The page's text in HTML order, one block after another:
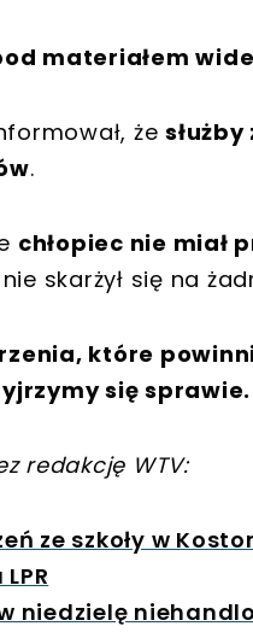
materiałem
że
.
chłopiec nie miał
skarżył się na
które
się sprawie.
redakcję WTV:
ze szkoły w
niedzielę